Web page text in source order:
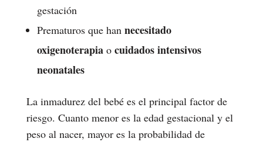
gestación
Prematuros que han necesitado
oxigenoterapiao cuidados intensivos
neonatales
La inmadurez del bebé es el principal factor de
riesgo. Cuanto menor es la edad gestacional y el
peso al nacer, mayor es la probabilidad de